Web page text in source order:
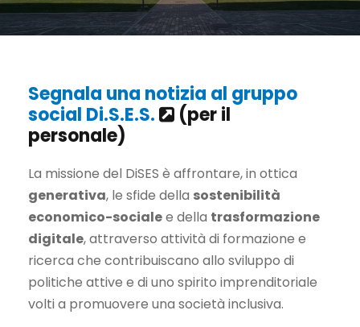
Segnala una notizia al gruppo
social Di.S.E.S.
(per il
personale)
La missione del DiSES è affrontare, in ottica
generativa, le sfide della sostenibilità
economico-socialee della trasformazione
digitale, attraverso attività di formazione e
ricerca che contribuiscano allo sviluppo di
politiche attive e di uno spirito imprenditoriale
volti a promuovere una società inclusiva.